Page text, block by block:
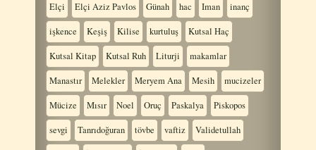
Elçi Elçi Aziz Pavlos Günah hac Iman inanç
işkence Keşiş Kilise kurtuluş Kutsal Haç
Kutsal Kitap Kutsal Ruh Liturji makamlar
Manastır Melekler Meryem Ana Mesih mucizeler
Mücize Mısır Noel Oruç Paskalya Piskopos
sevgi Tanrıdoğuran tövbe vaftiz Validetullah